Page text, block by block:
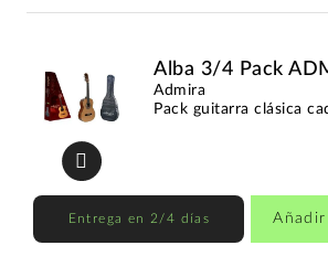
Alba 3/4 Pack
Admira
Pack guitarra clásica
Entrega en 2/4 días